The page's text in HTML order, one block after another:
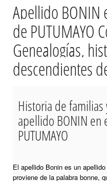
Apellido BONIN
de PUTUMAYO
Genealogías,
descendientes
Historia de
apellido BONIN
PUTUMAYO
El apellido Bonin es un
proviene de la palabra bonne,